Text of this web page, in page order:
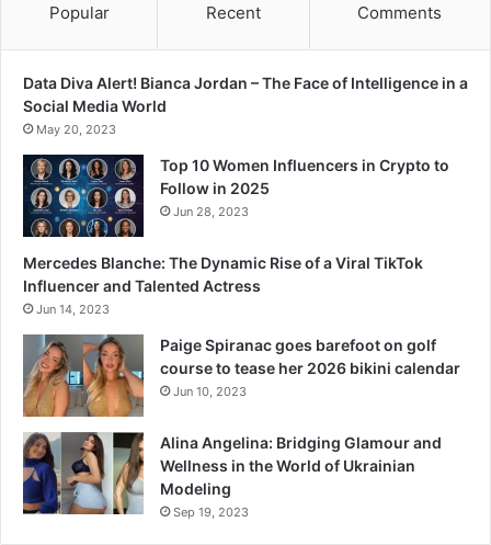
Popular Recent Comments
Data Diva Alert! Bianca Jordan – The Face of Intelligence in a
Social Media World
May 20, 2023
Top 10 Women Influencers in Crypto to
Follow in 2025
Jun 28, 2023
Mercedes Blanche: The Dynamic Rise of a Viral TikTok
Influencer and Talented Actress
Jun 14, 2023
Paige Spiranac goes barefoot on golf
course to tease her 2026 bikini calendar
Jun 10, 2023
Alina Angelina: Bridging Glamour and
Wellness in the World of Ukrainian
Modeling
Sep 19, 2023